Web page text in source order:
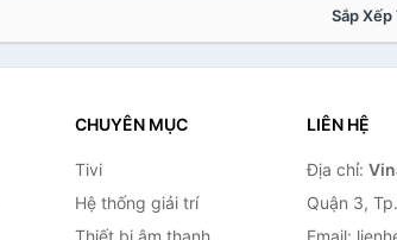
Sắp
CHUYÊN MỤC
Tivi
Hệ thống giải trí
Thiết bị âm thanh
LIÊN HỆ
Địa chỉ:
Quận 3,
Email: